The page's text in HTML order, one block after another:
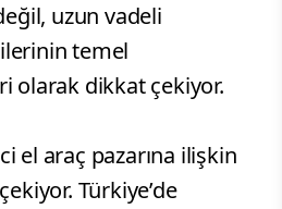
uzun vadeli
temel
olarak dikkat çekiyor.
el araç pazarına ilişkin
Türkiye’de